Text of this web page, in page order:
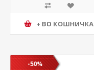
+ ВО КОШНИЧКА
-50%